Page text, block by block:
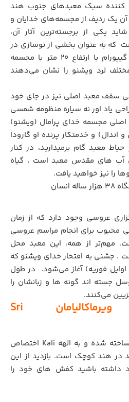
کننده سبک معبدهای جنوب هند
یک ردیف از مجسمه‌های خدایان و
یکی از برجسته‌ترین آثار آن،
که به عنوان بخشی از نوسازی در
دهه 1960 ساخته شد. این گیپورام با ارتفاع 20 متر با مجسمه
لرد ویشنو را نشان می‌دهند
سقف معبد اصلی نیز در جای خود
یاد اور نه سیاره منظومه شمسی
اصلی مجسمه خدای پرامال (ویشنو)
و خدمتکار پرنده او گارودا
معبد گام برمیدارید، در کنار
آب های مقدس معبد است ، گیاه
نیز خواهید یافت.
عروسی وجود دارد که از زمان
در دهه 1960 مکانی محبوب برای انجام مراسم عروسی
مهم‌تر از همه، این معبد محل
. جشنی به افتخار خدای ویشنو که
اوایل فوریه) آغاز می‌شود. در طول
جسته اند گونه ها و زبانشان را
می‌کنند.
معبد سری ویرماکالیامان Sri
این معبد که در سال 1881 ساخته شده و به الهه Kali اختصاص
در هند کوچک است. بازدید از این
داشته باشید کفش های خود را